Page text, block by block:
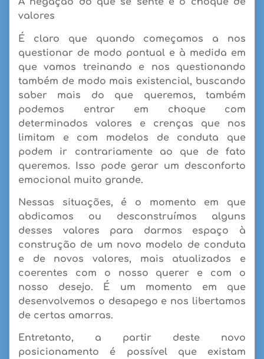
valores
É claro que quando começamos a nos
questionar de modo pontual e à medida em
que vamos treinando e nos questionando
também de modo mais existencial, buscando
saber mais do que queremos, também
podemos entrar em choque com
determinados valores e crenças que nos
limitam e com modelos de conduta que
podem ir contrariamente ao que de fato
queremos. Isso pode gerar um desconforto
emocional muito grande.
Nessas situações, é o momento em que
abdicamos ou desconstruímos alguns
desses valores para darmos espaço à
construção de um novo modelo de conduta
e de novos valores, mais atualizados e
coerentes com o nosso querer e com o
nosso desejo. É um momento em que
desenvolvemos o desapego e nos libertamos
de certas amarras.
Entretanto, a partir deste novo
posicionamento é possível que existam